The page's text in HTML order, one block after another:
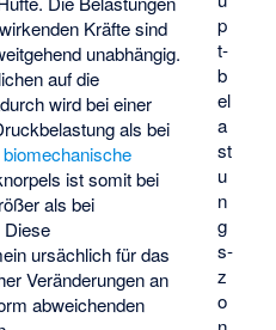
p
t­
b
el
a
st
u
n
g
s­
z
o
Kräfte sind
unabhängig.
auf die
wird bei einer
als bei
biomechanische
ist somit bei
als bei
Diese
ursächlich für das
Veränderungen an
abweichenden